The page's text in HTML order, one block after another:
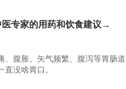
专家的用药和饮食建议→
、腹胀、矢气频繁、腹泻等胃肠道
没啥胃口。